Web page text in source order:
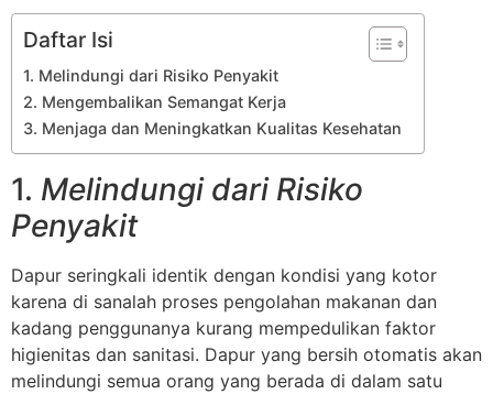
Daftar Isi
1. Melindungi dari Risiko Penyakit
2. Mengembalikan Semangat Kerja
3. Menjaga dan Meningkatkan Kualitas Kesehatan
1. Melindungi dari Risiko
Penyakit
Dapur seringkali identik dengan kondisi yang kotor
karena di sanalah proses pengolahan makanan dan
kadang penggunanya kurang mempedulikan faktor
higienitas dan sanitasi. Dapur yang bersih otomatis akan
melindungi semua orang yang berada di dalam satu